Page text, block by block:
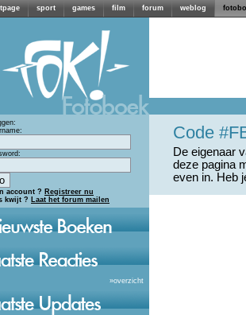
sport games film forum weblog
account ? Registreer nu
kwijt ? Laat het forum mailen
»overzicht
Code
De eigenaar
deze pagina
even in. Heb